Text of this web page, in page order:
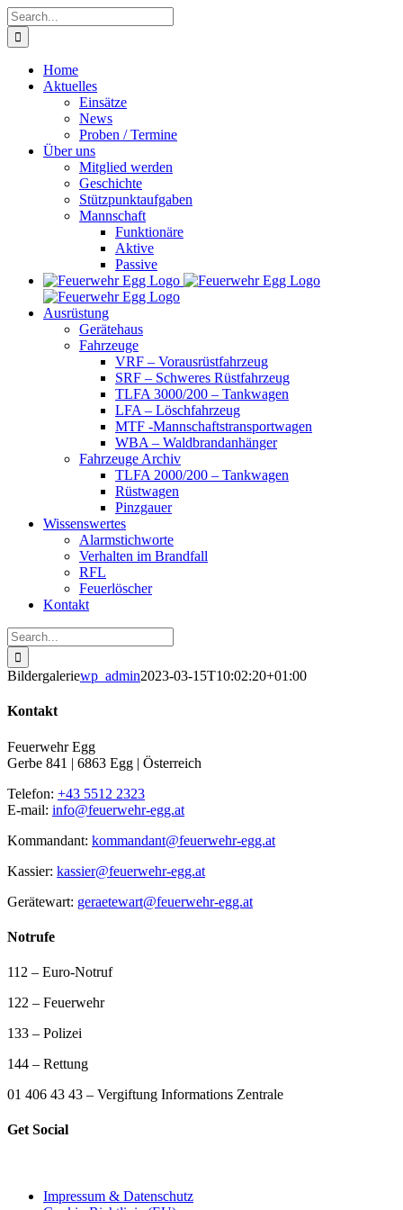
Skip
to
content
Search
for:
Home
Aktuelles
Einsätze
News
Proben / Termine
Über uns
Mitglied werden
Geschichte
Stützpunktaufgaben
Mannschaft
Funktionäre
Aktive
Passive
Ausrüstung
Gerätehaus
Fahrzeuge
VRF – Vorausrüstfahrzeug
SRF – Schweres Rüstfahrzeug
TLFA 3000/200 – Tankwagen
LFA – Löschfahrzeug
MTF -Mannschaftstransportwagen
WBA – Waldbrandanhänger
Fahrzeuge Archiv
TLFA 2000/200 – Tankwagen
Rüstwagen
Pinzgauer
Wissenswertes
Alarmstichworte
Verhalten im Brandfall
RFL
Feuerlöscher
Kontakt
Search
for:
Bildergaleriewp_admin2023-03-15T10:02:20+01:00
Kontakt
Feuerwehr Egg
Gerbe 841 | 6863 Egg | Österreich
Telefon: +43 5512 2323
E-mail: info@feuerwehr-egg.at
Kommandant: kommandant@feuerwehr-egg.at
Kassier: kassier@feuerwehr-egg.at
Gerätewart: geraetewart@feuerwehr-egg.at
Notrufe
112 – Euro-Notruf
122 – Feuerwehr
133 – Polizei
144 – Rettung
01 406 43 43 – Vergiftung Informations Zentrale
Get Social
Impressum & Datenschutz